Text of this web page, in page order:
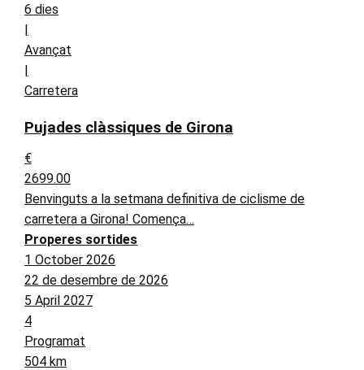
6 dies
|
Avançat
|
Carretera
Pujades clàssiques de Girona
€
2699.00
Benvinguts a la setmana definitiva de ciclisme de
carretera a Girona! Comença…
Properes sortides
1 October 2026
22 de desembre de 2026
5 April 2027
4
Programat
504 km